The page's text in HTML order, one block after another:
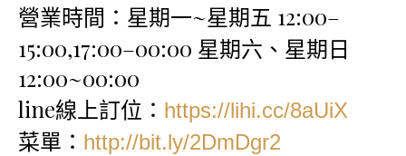
營業時間：星期一~星期五 12:00–
15:00,17:00–00:00 星期六、星期日
12:00~00:00
line線上訂位： https://lihi.cc/8aUiX
菜單： http://bit.ly/2DmDgr2